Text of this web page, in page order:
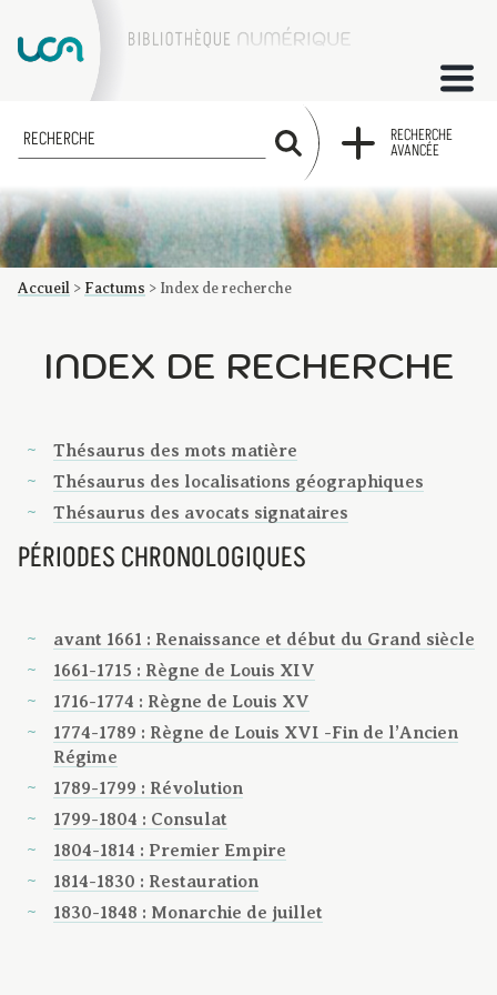
ACCUEIL
COLLECTIONS
FACTUMS
Les factums à la BU
Présentation du corpus de factums de la collection Marie
Bibliographie
Glossaire
Index de recherche
RECHERCHE
RECHERCHE
AVANCÉE
Accueil > Factums > Index de recherche
INDEX DE RECHERCHE
Thésaurus des mots matière
Thésaurus des localisations géographiques
Thésaurus des avocats signataires
PÉRIODES CHRONOLOGIQUES
avant 1661 : Renaissance et début du Grand siècle
1661-1715 : Règne de Louis XIV
1716-1774 : Règne de Louis XV
1774-1789 : Règne de Louis XVI -Fin de l’Ancien
Régime
1789-1799 : Révolution
1799-1804 : Consulat
1804-1814 : Premier Empire
1814-1830 : Restauration
1830-1848 : Monarchie de juillet